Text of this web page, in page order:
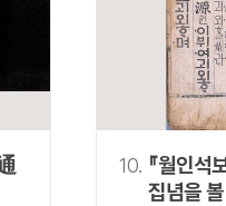
10. 『월인석
집념을